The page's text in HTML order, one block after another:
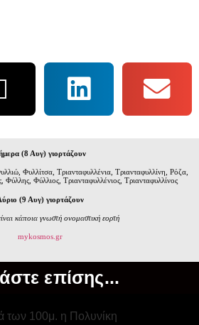
(8 Αυγ) γιορτάζουν
Φυλλίτσα, Τριανταφυλλένια, Τριανταφυλλίνη, Ρόζα,
Φύλλης, Φύλλιος, Τριανταφυλλένιος, Τριανταφυλλίνος
(9 Αυγ) γιορτάζουν
κάποια γνωστή ονομαστική εορτή
mykosmos.gr
επίσης...